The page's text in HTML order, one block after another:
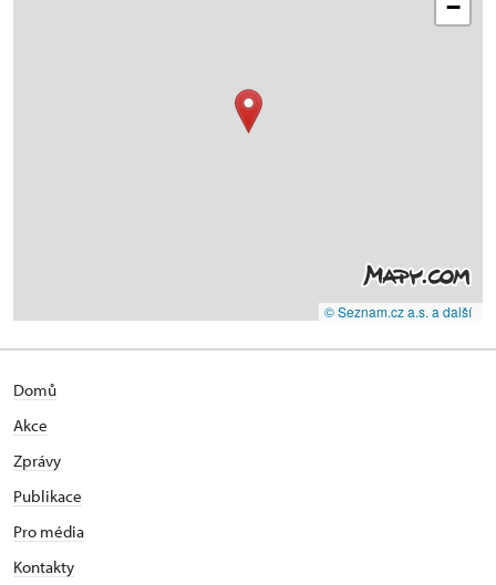
−
© Seznam.cz a.s. a další
Domů
Akce
Zprávy
Publikace
Pro média
Kontakty